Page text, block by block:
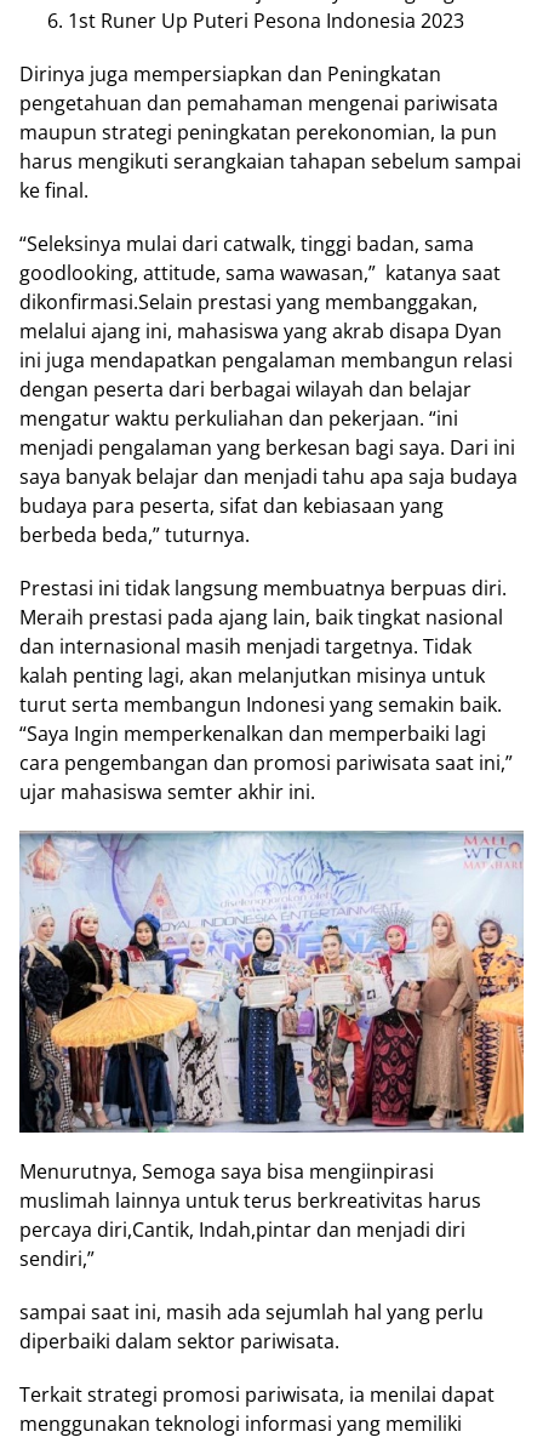
1st Runer Up Puteri Pesona Indonesia 2023
Dirinya juga mempersiapkan dan Peningkatan
pengetahuan dan pemahaman mengenai pariwisata
maupun strategi peningkatan perekonomian, Ia pun
harus mengikuti serangkaian tahapan sebelum sampai
ke final.
“Seleksinya mulai dari catwalk, tinggi badan, sama
goodlooking, attitude, sama wawasan,” katanya saat
dikonfirmasi.Selain prestasi yang membanggakan,
melalui ajang ini, mahasiswa yang akrab disapa Dyan
ini juga mendapatkan pengalaman membangun relasi
dengan peserta dari berbagai wilayah dan belajar
mengatur waktu perkuliahan dan pekerjaan. “ini
menjadi pengalaman yang berkesan bagi saya. Dari ini
saya banyak belajar dan menjadi tahu apa saja budaya
budaya para peserta, sifat dan kebiasaan yang
berbeda beda,” tuturnya.
Prestasi ini tidak langsung membuatnya berpuas diri.
Meraih prestasi pada ajang lain, baik tingkat nasional
dan internasional masih menjadi targetnya. Tidak
kalah penting lagi, akan melanjutkan misinya untuk
turut serta membangun Indonesi yang semakin baik.
“Saya Ingin memperkenalkan dan memperbaiki lagi
cara pengembangan dan promosi pariwisata saat ini,”
ujar mahasiswa semter akhir ini.
Menurutnya, Semoga saya bisa mengiinpirasi
muslimah lainnya untuk terus berkreativitas harus
percaya diri,Cantik, Indah,pintar dan menjadi diri
sendiri,”
sampai saat ini, masih ada sejumlah hal yang perlu
diperbaiki dalam sektor pariwisata.
Terkait strategi promosi pariwisata, ia menilai dapat
menggunakan teknologi informasi yang memiliki